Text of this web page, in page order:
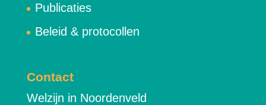
Publicaties
Beleid & protocollen
Contact
Welzijn in Noordenveld